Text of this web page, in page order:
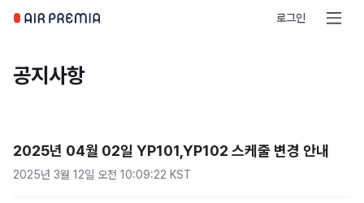
로그인
공지사항
2025년 04월 02일 YP101,YP102 스케줄 변경 안내
2025년 3월 12일 오전 10:09:22 KST